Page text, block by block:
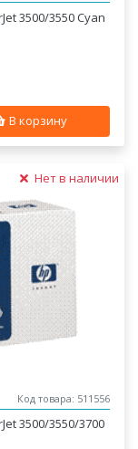
3500/3550 Cyan
В корзину
Нет в наличии
Код товара: 511556
3500/3550/3700